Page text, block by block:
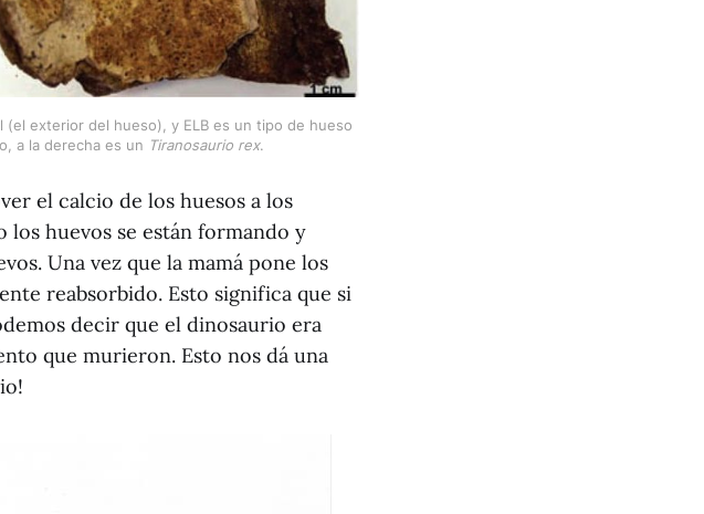
(el exterior del hueso), y ELB es un tipo de hueso
a la derecha es un Tiranosaurio rex.
el calcio de los huesos a los
los huevos se están formando y
Una vez que la mamá pone los
reabsorbido. Esto significa que si
decir que el dinosaurio era
que murieron. Esto nos dá una